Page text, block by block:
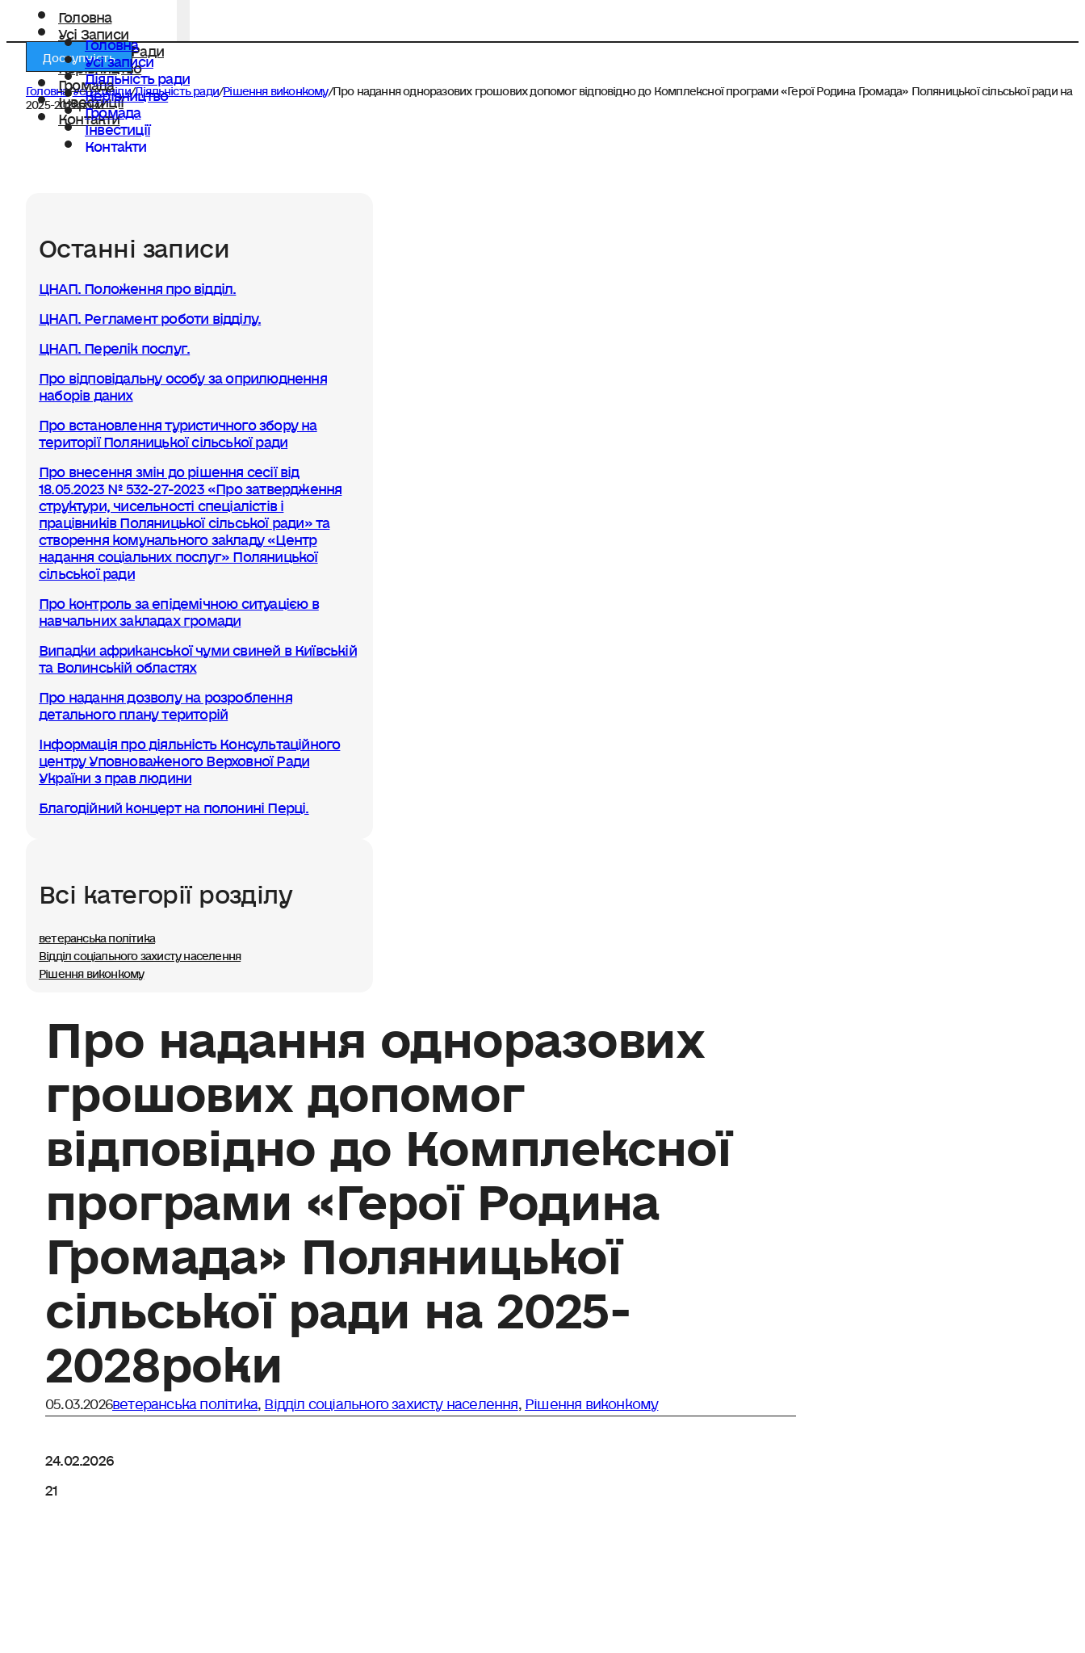
Головна
Усі Записи
Діяльність Ради
Керівництво
Громада
Інвестиції
Контакти
Головна
Усі записи
Діяльність ради
Керівництво
Громада
Інвестиції
Контакти
Доступність
Головна/Усі розділи/Діяльність ради/Рішення виконкому/Про надання одноразових грошових допомог відповідно до Комплексної програми «Герої Родина Громада» Поляницької сільської ради на
2025-2028роки
Останні записи
ЦНАП. Положення про відділ.
ЦНАП. Регламент роботи відділу.
ЦНАП. Перелік послуг.
Про відповідальну особу за оприлюднення
наборів даних
Про встановлення туристичного збору на
території Поляницької сільської ради
Про внесення змін до рішення сесії від
18.05.2023 № 532-27-2023 «Про затвердження
структури, чисельності спеціалістів і
працівників Поляницької сільської ради» та
створення комунального закладу «Центр
надання соціальних послуг» Поляницької
сільської ради
Про контроль за епідемічною ситуацією в
навчальних закладах громади
Випадки африканської чуми свиней в Київській
та Волинській областях
Про надання дозволу на розроблення
детального плану територій
Інформація про діяльність Консультаційного
центру Уповноваженого Верховної Ради
України з прав людини
Благодійний концерт на полонині Перці.
Всі категорії розділу
ветеранська політика
Відділ соціального захисту населення
Рішення виконкому
Про надання одноразових
грошових допомог
відповідно до Комплексної
програми «Герої Родина
Громада» Поляницької
сільської ради на 2025-
2028роки
05.03.2026ветеранська політика Відділ соціального захисту населення Рішення виконкому
24.02.2026
21